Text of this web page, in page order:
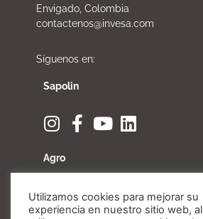
Envigado, Colombia
contactenos@invesa.com
Síguenos en:
Sapolin
Agro
Utilizamos cookies para mejorar su
experiencia en nuestro sitio web, al